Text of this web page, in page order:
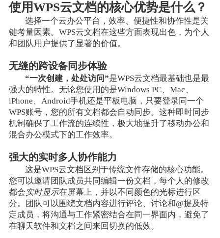
使用WPS云文档的核心优势是什么？
选择一个云办公平台，效率、便捷性和协作性是关
键考量因素。WPS云文档在这些方面表现出色，为个人
和团队用户提供了显著的价值。
无缝的跨设备同步体验
“一次创建，处处访问”是WPS云文档最基础也是最
强大的特性。无论您使用的是Windows PC、Mac、
iPhone、Android手机还是平板电脑，只要登录同一个
WPS账号，您的所有文档都会自动同步。这种即时同步
机制确保了工作流的连续性，极大地提升了移动办公和
混合办公模式下的工作效率。
强大的实时多人协作能力
这是WPS云文档区别于传统文件存储的核心功能。
您可以邀请团队成员共同编辑一份文档，每个人的修改
都会实时显示在屏幕上，并以不同颜色的光标进行区
分。团队可以围绕文档内容进行评论、讨论和@提及特
定成员，将沟通与工作紧密结合在同一界面内，避免了
在聊天软件和文档之间来回切换的低效。